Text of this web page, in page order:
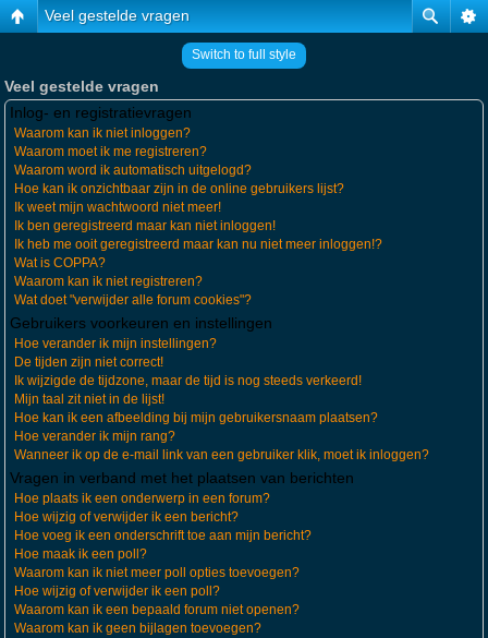
Veel gestelde vragen
Switch to full style
Veel gestelde vragen
Inlog- en registratievragen
Waarom kan ik niet inloggen?
Waarom moet ik me registreren?
Waarom word ik automatisch uitgelogd?
Hoe kan ik onzichtbaar zijn in de online gebruikers lijst?
Ik weet mijn wachtwoord niet meer!
Ik ben geregistreerd maar kan niet inloggen!
Ik heb me ooit geregistreerd maar kan nu niet meer inloggen!?
Wat is COPPA?
Waarom kan ik niet registreren?
Wat doet "verwijder alle forum cookies"?
Gebruikers voorkeuren en instellingen
Hoe verander ik mijn instellingen?
De tijden zijn niet correct!
Ik wijzigde de tijdzone, maar de tijd is nog steeds verkeerd!
Mijn taal zit niet in de lijst!
Hoe kan ik een afbeelding bij mijn gebruikersnaam plaatsen?
Hoe verander ik mijn rang?
Wanneer ik op de e-mail link van een gebruiker klik, moet ik inloggen?
Vragen in verband met het plaatsen van berichten
Hoe plaats ik een onderwerp in een forum?
Hoe wijzig of verwijder ik een bericht?
Hoe voeg ik een onderschrift toe aan mijn bericht?
Hoe maak ik een poll?
Waarom kan ik niet meer poll opties toevoegen?
Hoe wijzig of verwijder ik een poll?
Waarom kan ik een bepaald forum niet openen?
Waarom kan ik geen bijlagen toevoegen?